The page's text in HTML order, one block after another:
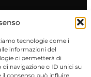
tecnologie come i
informazioni del
ci permetterà di
navigazione o ID unici su
consenso può influire